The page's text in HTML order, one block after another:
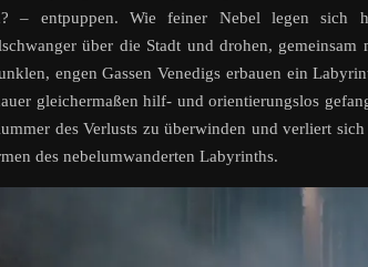
– entpuppen. Wie feiner Nebel legen sich
über die Stadt und drohen,
engen Gassen Venedigs erbauen ein
gleichermaßen hilf- und orientierungslos
des Verlusts zu überwinden und verliert
des nebelumwanderten Labyrinths.